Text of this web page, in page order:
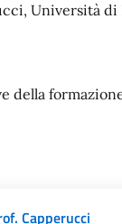
Università di
della
Capperucci